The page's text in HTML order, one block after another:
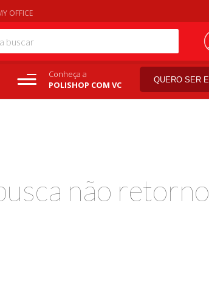
OFFICE
Conheça a
POLISHOP COM VC
QUERO SER
não